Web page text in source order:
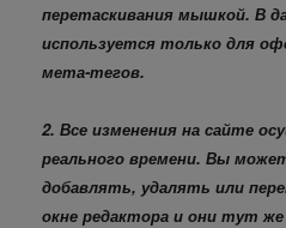
перетаскивания мышкой. В
используется только для
мета-тегов.
2. Все изменения на сайте
реального времени. Вы
добавлять, удалять или
окне редактора и они тут